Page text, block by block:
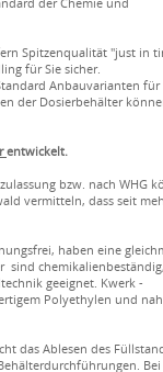
Spitzenqualität "just in
für Sie sicher.
Anbauvarianten für
der Dosierbehälter
entwickelt.
bzw. nach WHG
vermitteln, dass seit
haben eine
sind
geeignet. Kwerk -
Polyethylen und
das Ablesen des